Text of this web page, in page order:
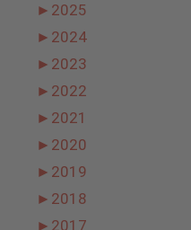
► 2025
► 2024
► 2023
► 2022
► 2021
► 2020
► 2019
► 2018
► 2017